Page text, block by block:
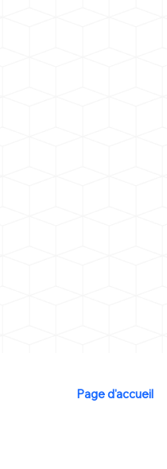
Page d'accueil